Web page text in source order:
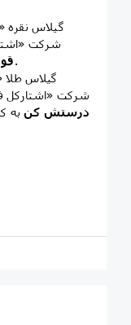
شرکت
به کارگردانی علی علیزاده، تولید ایران.
شرکت «اشتارکل
درستش کنبه